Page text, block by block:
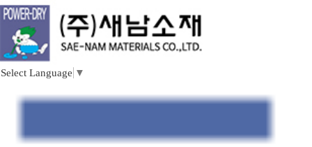
Select Language ▼